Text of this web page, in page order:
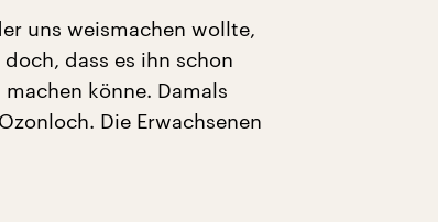
uns weismachen wollte,
dass es ihn schon
könne. Damals
Die Erwachsenen